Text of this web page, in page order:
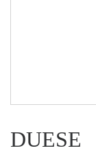
DUESE